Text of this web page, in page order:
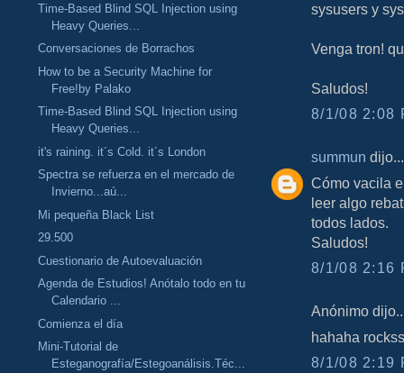
Time-Based Blind SQL Injection using
Heavy Queries...
Conversaciones de Borrachos
How to be a Security Machine for
Free!by Palako
Time-Based Blind SQL Injection using
Heavy Queries...
it's raining. it´s Cold. it´s London
Spectra se refuerza en el mercado de
Invierno...aú...
Mi pequeña Black List
29.500
Cuestionario de Autoevaluación
Agenda de Estudios! Anótalo todo en tu
Calendario ...
Comienza el día
Mini-Tutorial de
Esteganografía/Estegoanálisis.Téc...
sysusers y
Venga tron!
Saludos!
8/1/08 2:08
summun dijo...
Cómo vacila
leer algo
todos lados.
Saludos!
8/1/08 2:16
Anónimo
hahaha
8/1/08 2:19